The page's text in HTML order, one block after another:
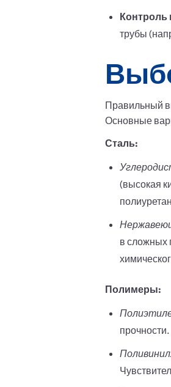
Контроль
трубы
Правильный
Основные
Сталь:
(высокая
в сложных
Полимеры: